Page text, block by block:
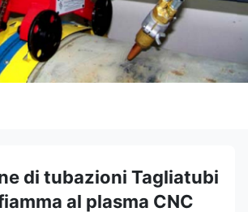
di tubazioni Tagliatubi
al plasma CNC